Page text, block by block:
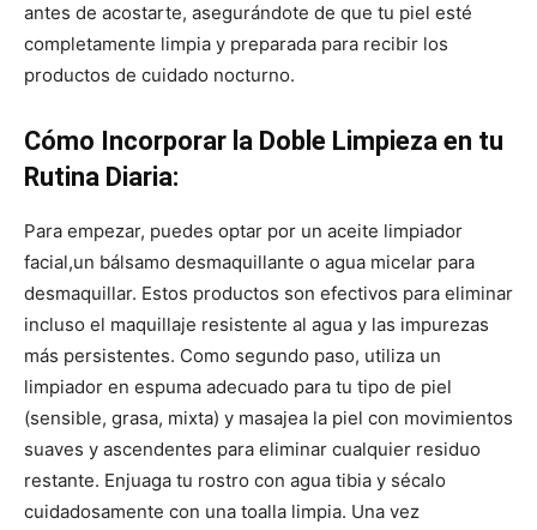
antes de acostarte, asegurándote de que tu piel esté
completamente limpia y preparada para recibir los
productos de cuidado nocturno.
Cómo Incorporar la Doble Limpieza en tu
Rutina Diaria:
Para empezar, puedes optar por un aceite limpiador
facial,un bálsamo desmaquillante o agua micelar para
desmaquillar. Estos productos son efectivos para eliminar
incluso el maquillaje resistente al agua y las impurezas
más persistentes. Como segundo paso, utiliza un
limpiador en espuma adecuado para tu tipo de piel
(sensible, grasa, mixta) y masajea la piel con movimientos
suaves y ascendentes para eliminar cualquier residuo
restante. Enjuaga tu rostro con agua tibia y sécalo
cuidadosamente con una toalla limpia. Una vez